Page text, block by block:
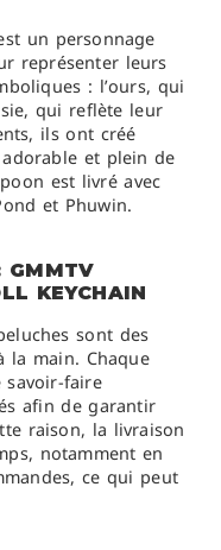
un personnage
représenter leurs
: l’ours, qui
qui reflète leur
ils ont créé
et plein de
est livré avec
et Phuwin.
KEYCHAIN
sont des
la main. Chaque
savoir-faire
afin de garantir
raison, la livraison
notamment en
ce qui peut